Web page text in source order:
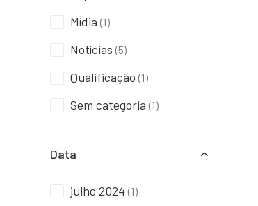
Mídia (1)
Notícias (5)
Qualificação (1)
Sem categoria (1)
Data
julho 2024 (1)